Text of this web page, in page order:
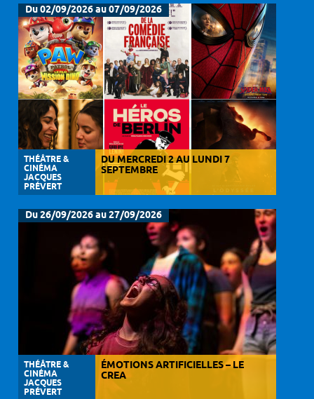
Du 02/09/2026 au 07/09/2026
THÉÂTRE &
CINÉMA
JACQUES
PRÉVERT
DU MERCREDI 2 AU LUNDI 7
SEPTEMBRE
Du 26/09/2026 au 27/09/2026
THÉÂTRE &
CINÉMA
JACQUES
PRÉVERT
ÉMOTIONS ARTIFICIELLES – LE
CREA